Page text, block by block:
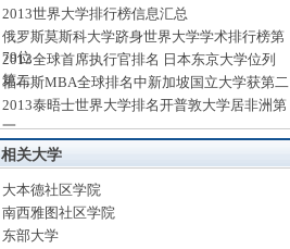
2013世界大学排行榜信息汇总
俄罗斯莫斯科大学跻身世界大学学术排行榜第
79位
2013全球首席执行官排名 日本东京大学位列
第二
福布斯MBA全球排名中新加坡国立大学获第二
2013泰晤士世界大学排名开普敦大学居非洲第
一
相关大学
大本德社区学院
南西雅图社区学院
东部大学